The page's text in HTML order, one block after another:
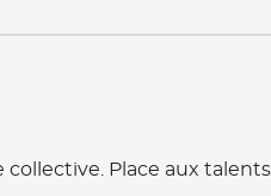
collective. Place aux